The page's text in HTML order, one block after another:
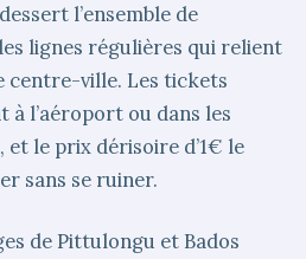
l’ensemble de
lignes régulières qui relient
centre-ville. Les tickets
à l’aéroport ou dans les
le prix dérisoire d’1€ le
sans se ruiner.
de Pittulongu et Bados